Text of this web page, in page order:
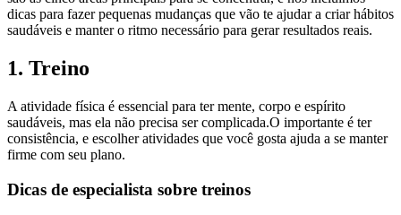
dicas para fazer pequenas mudanças que vão te ajudar a criar hábitos
saudáveis e manter o ritmo necessário para gerar resultados reais.
1. Treino
A atividade física é essencial para ter mente, corpo e espírito
saudáveis, mas ela não precisa ser complicada.O importante é ter
consistência, e escolher atividades que você gosta ajuda a se manter
firme com seu plano.
Dicas de especialista sobre treinos